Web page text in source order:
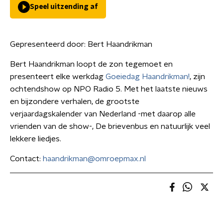
Speel uitzending af
Gepresenteerd door: Bert Haandrikman
Bert Haandrikman loopt de zon tegemoet en
presenteert elke werkdag Goeiedag Haandrikman!, zijn
ochtendshow op NPO Radio 5. Met het laatste nieuws
en bijzondere verhalen, de grootste
verjaardagskalender van Nederland -met daarop alle
vrienden van de show-, De brievenbus en natuurlijk veel
lekkere liedjes.
Contact: haandrikman@omroepmax.nl